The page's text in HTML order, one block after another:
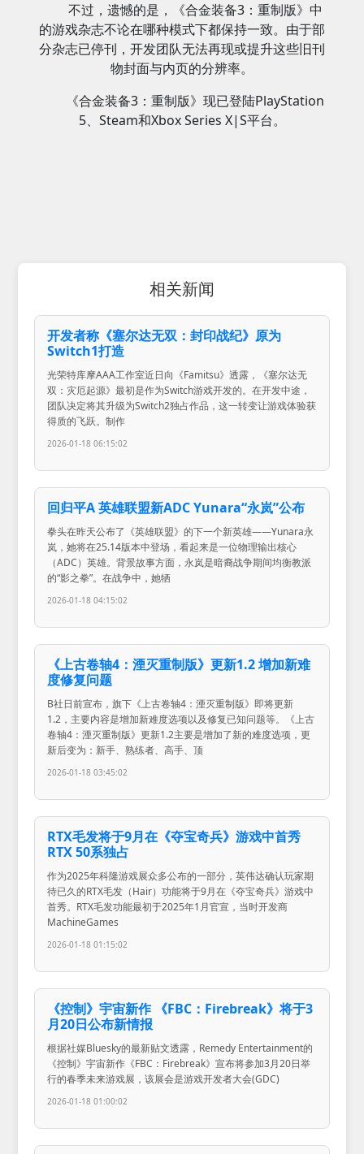
不过，遗憾的是，《合金装备3：重制版》中
的游戏杂志不论在哪种模式下都保持一致。由于部
分杂志已停刊，开发团队无法再现或提升这些旧刊
物封面与内页的分辨率。
《合金装备3：重制版》现已登陆PlayStation
5、Steam和Xbox Series X|S平台。
相关新闻
开发者称《塞尔达无双：封印战纪》原为
Switch1打造
光荣特库摩AAA工作室近日向《Famitsu》透露，《塞尔达无
双：灾厄起源》最初是作为Switch游戏开发的。在开发中途，
团队决定将其升级为Switch2独占作品，这一转变让游戏体验获
得质的飞跃。制作
2026-01-18 06:15:02
回归平A 英雄联盟新ADC Yunara“永岚”公布
拳头在昨天公布了《英雄联盟》的下一个新英雄——Yunara永
岚，她将在25.14版本中登场，看起来是一位物理输出核心
（ADC）英雄。背景故事方面，永岚是暗裔战争期间均衡教派
的“影之拳”。在战争中，她牺
2026-01-18 04:15:02
《上古卷轴4：湮灭重制版》更新1.2 增加新难
度修复问题
B社日前宣布，旗下《上古卷轴4：湮灭重制版》即将更新
1.2，主要内容是增加新难度选项以及修复已知问题等。《上古
卷轴4：湮灭重制版》更新1.2主要是增加了新的难度选项，更
新后变为：新手、熟练者、高手、顶
2026-01-18 03:45:02
RTX毛发将于9月在《夺宝奇兵》游戏中首秀
RTX 50系独占
作为2025年科隆游戏展众多公布的一部分，英伟达确认玩家期
待已久的RTX毛发（Hair）功能将于9月在《夺宝奇兵》游戏中
首秀。RTX毛发功能最初于2025年1月官宣，当时开发商
MachineGames
2026-01-18 01:15:02
《控制》宇宙新作 《FBC：Firebreak》将于3
月20日公布新情报
根据社媒Bluesky的最新贴文透露，Remedy Entertainment的
《控制》宇宙新作《FBC：Firebreak》宣布将参加3月20日举
行的春季未来游戏展，该展会是游戏开发者大会(GDC)
2026-01-18 01:00:02